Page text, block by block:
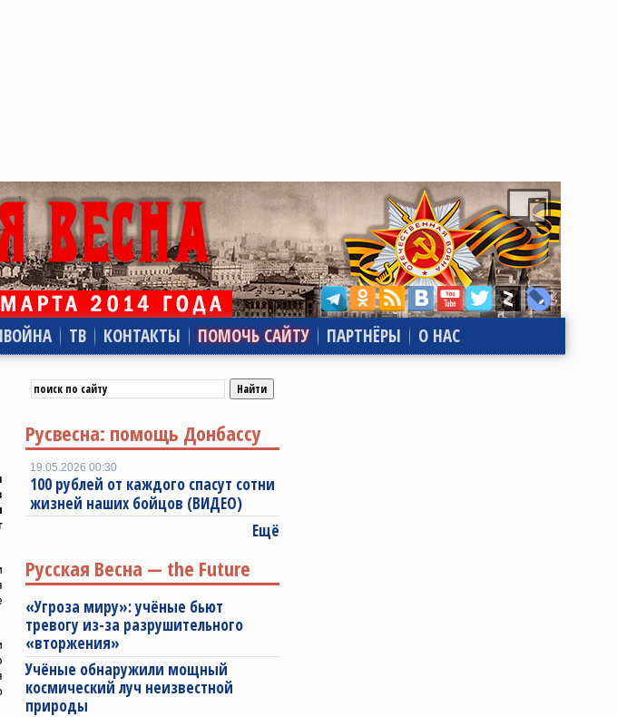
ТВ КОНТАКТЫ ПОМОЧЬ САЙТУ ПАРТНЁРЫ О НАС
Русвесна: помощь Донбассу
19.05.2026 00:30
100 рублей от каждого спасут сотни
жизней наших бойцов (ВИДЕО)
Ещё
Русская Весна — the Future
«Угроза миру»: учёные бьют
тревогу из-за разрушительного
«вторжения»
Учёные обнаружили мощный
космический луч неизвестной
природы